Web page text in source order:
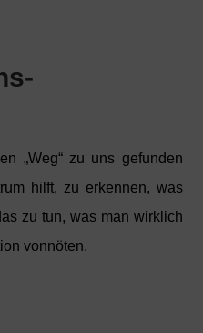
„Weg“ zu uns gefunden
hilft, zu erkennen, was
zu tun, was man wirklich
vonnöten.